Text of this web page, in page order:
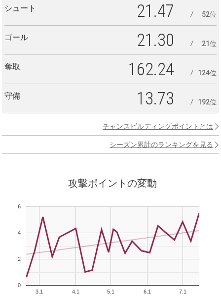
シュート 21.47 52位
ゴール 21.30 21位
奪取 162.24 124位
守備 13.73 192位
チャンスビルディングポイントとは
シーズン累計のランキングを見る
攻撃ポイントの変動
3.1 4.1 5.1 6.1 7.1
0
2
4
6